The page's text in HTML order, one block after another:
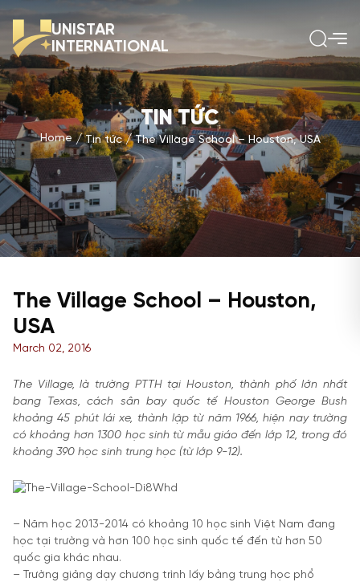
UNISTAR
INTERNATIONAL
TIN TỨC
Home Tin tức The Village School – Houston, USA
The Village School – Houston,
USA
March 02, 2016
The Village, là trường PTTH tại Houston, thành phố lớn nhất
bang Texas, cách sân bay quốc tế Houston George Bush
khoảng 45 phút lái xe, thành lập từ năm 1966, hiện nay trường
có khoảng hơn 1300 học sinh từ mẫu giáo đến lớp 12, trong đó
khoảng 390 học sinh trung học (từ lớp 9-12).
– Năm học 2013-2014 có khoảng 10 học sinh Việt Nam đang
học tại trường và hơn 100 học sinh quốc tế đến từ hơn 50
quốc gia khác nhau.
– Trường giảng dạy chương trình lấy bằng trung học phổ